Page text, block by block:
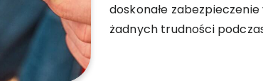
doskonałe
żadnych trudności